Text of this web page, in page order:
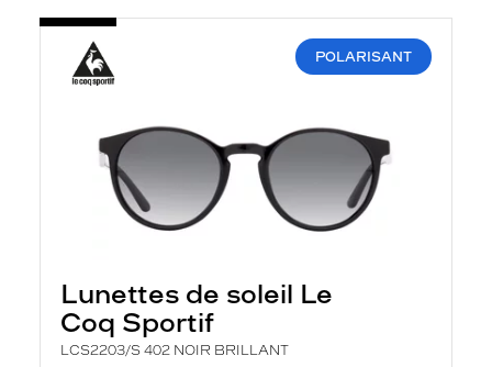
POLARISANT
Lunettes de soleil Le
Coq Sportif
LCS2203/S 402 NOIR BRILLANT